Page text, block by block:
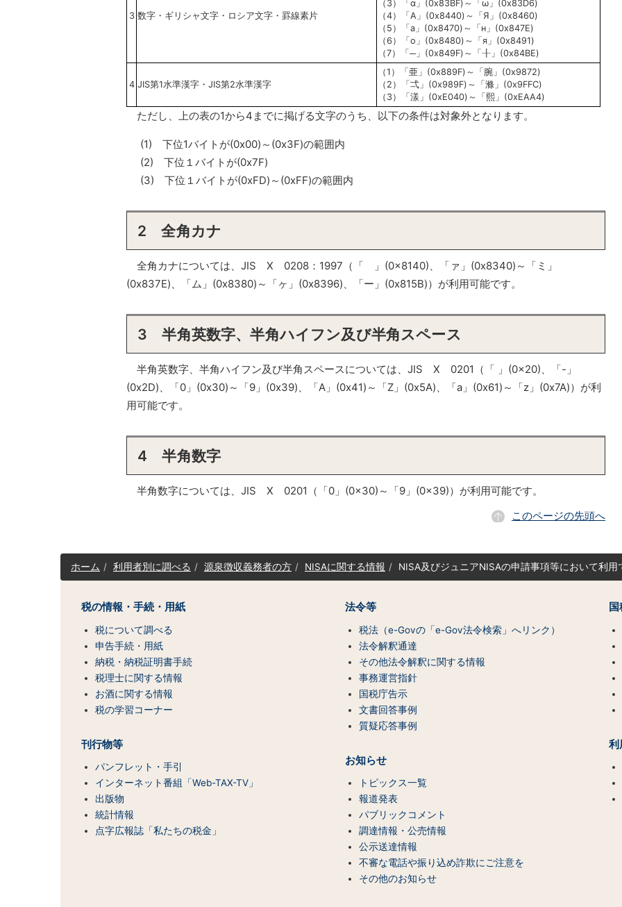
3 数字・ギリシャ文字・ロシア文字・罫線素片
（3）「α」(0x83BF)～「ω」(0x83D6)
（4）「А」(0x8440)～「Я」(0x8460)
（5）「а」(0x8470)～「н」(0x847E)
（6）「о」(0x8480)～「я」(0x8491)
（7）「─」(0x849F)～「╂」(0x84BE)
4 JIS第1水準漢字・JIS第2水準漢字
（1）「亜」(0x889F)～「腕」(0x9872)
（2）「弌」(0x989F)～「滌」(0x9FFC)
（3）「漾」(0xE040)～「熙」(0xEAA4)
ただし、上の表の1から4までに掲げる文字のうち、以下の条件は対象外となります。
(1) 下位1バイトが(0x00)～(0x3F)の範囲内
(2) 下位１バイトが(0x7F)
(3) 下位１バイトが(0xFD)～(0xFF)の範囲内
2 全角カナ
全角カナについては、JIS X 0208：1997（「 」(0x8140)、「ァ」(0x8340)～「ミ」
(0x837E)、「ム」(0x8380)～「ヶ」(0x8396)、「ー」(0x815B)）が利用可能です。
3 半角英数字、半角ハイフン及び半角スペース
半角英数字、半角ハイフン及び半角スペースについては、JIS X 0201（「 」(0x20)、「-」
(0x2D)、「0」(0x30)～「9」(0x39)、「A」(0x41)～「Z」(0x5A)、「a」(0x61)～「z」(0x7A)）が利
用可能です。
4 半角数字
半角数字については、JIS X 0201（「0」(0x30)～「9」(0x39)）が利用可能です。
このページの先頭へ
サ
イ
（コ
ホーム 利用者別に調べる 源泉徴収義務者の方 NISAに関する情報 NISA及びジュニアNISAの申請事項等において利用
税の情報・手続・用紙
税について調べる
申告手続・用紙
納税・納税証明書手続
税理士に関する情報
お酒に関する情報
税の学習コーナー
刊行物等
パンフレット・手引
インターネット番組「Web-TAX-TV」
出版物
統計情報
点字広報誌「私たちの税金」
法令等
税法（e-Govの「e-Gov法令検索」へリンク）
法令解釈通達
その他法令解釈に関する情報
事務運営指針
国税庁告示
文書回答事例
質疑応答事例
お知らせ
トピックス一覧
報道発表
パブリックコメント
調達情報・公売情報
公示送達情報
不審な電話や振り込め詐欺にご注意を
その他のお知らせ
利